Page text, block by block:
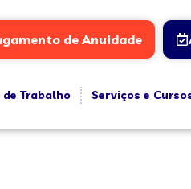
de Anuidade
Trabalho Serviços e